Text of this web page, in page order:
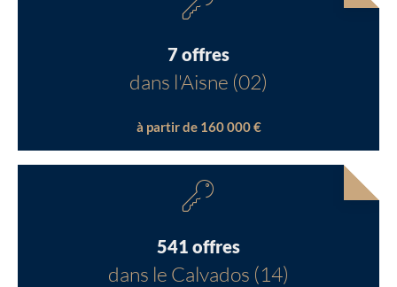
7 offres
dans l'Aisne (02)
à partir de 160 000 €
541 offres
dans le Calvados (14)